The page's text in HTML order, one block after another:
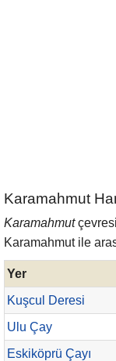
Karamahmut
Karamahmut
Karamahmut ile
Yer
Kuşcul Deresi
Ulu Çay
Eskiköprü Çayı